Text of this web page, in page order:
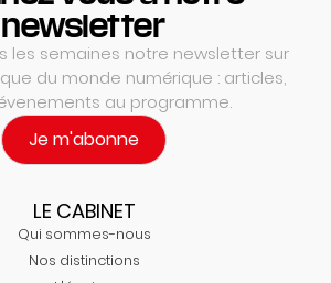
newsletter
les semaines notre newsletter sur
du monde numérique : articles,
au programme.
Je m'abonne
LE CABINET
Qui sommes-nous
Nos distinctions